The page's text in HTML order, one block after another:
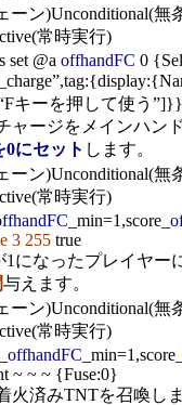
ーン)Unconditional(無
常時実行)
set @a offhandFC 0
キーを押して使う
ャージをメインハン
0にセット します。
ーン)Unconditional(無
常時実行)
_min=1,score_
3 255 true
1になったプレイヤー
与えます。
ーン)Unconditional(無
常時実行)
offhandFC _min=1,score_
~ ~ ~ {Fuse:0}
火済みTNTを召喚し